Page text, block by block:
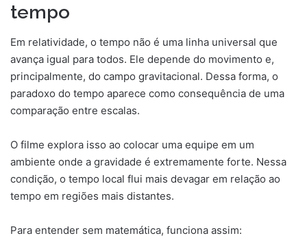
tempo
Em relatividade, o tempo não é uma linha universal que
avança igual para todos. Ele depende do movimento e,
principalmente, do campo gravitacional. Dessa forma, o
paradoxo do tempo aparece como consequência de uma
comparação entre escalas.
O filme explora isso ao colocar uma equipe em um
ambiente onde a gravidade é extremamente forte. Nessa
condição, o tempo local flui mais devagar em relação ao
tempo em regiões mais distantes.
Para entender sem matemática, funciona assim: